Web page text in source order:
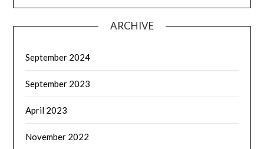
ARCHIVE
September 2024
September 2023
April 2023
November 2022